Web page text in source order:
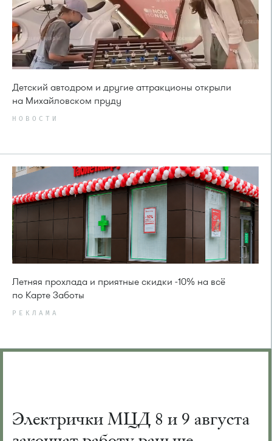
Детский автодром и другие аттракционы открыли
на Михайловском пруду
НОВОСТИ
Летняя прохлада и приятные скидки -10% на всё
по Карте Заботы
РЕКЛАМА
Электрички МЦД 8 и 9 августа